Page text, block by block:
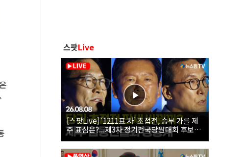
스팟Live
[스팟Live] ‘1211표 차’ 초접전, 승부 가를 제
주 표심은?...제3차 정기전국당원대회 후보자
제주 합동연설회 생중계 | 26.08.08